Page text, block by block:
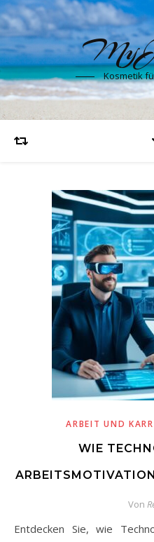
Kosmetik
ARBEIT UND
WIE
Von
Entdecken Sie, wie Technologie Ihre Arbeitsmotivation